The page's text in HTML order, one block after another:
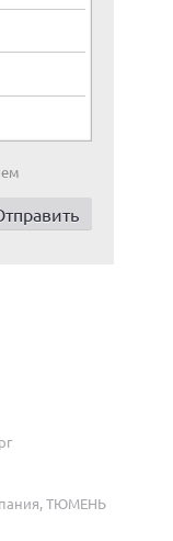
ТЮМЕНЬ